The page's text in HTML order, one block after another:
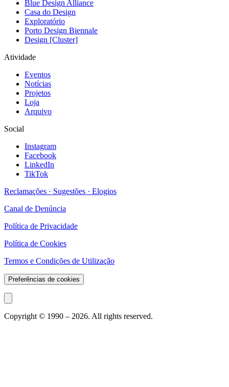
Blue Design Alliance
Casa do Design
Exploratório
Porto Design Biennale
Design [Cluster]
Atividade
Eventos
Notícias
Projetos
Loja
Arquivo
Social
Instagram
Facebook
LinkedIn
TikTok
Reclamações · Sugestões · Elogios
Canal de Denúncia
Política de Privacidade
Política de Cookies
Termos e Condições de Utilização
Preferências de cookies
Copyright © 1990 – 2026. All rights reserved.